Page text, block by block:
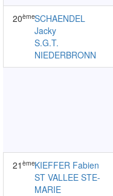
20èmeSCHAENDEL
Jacky
S.G.T.
NIEDERBRONN
21 èmeKIEFFER Fabien
ST VALLEE STE-
MARIE